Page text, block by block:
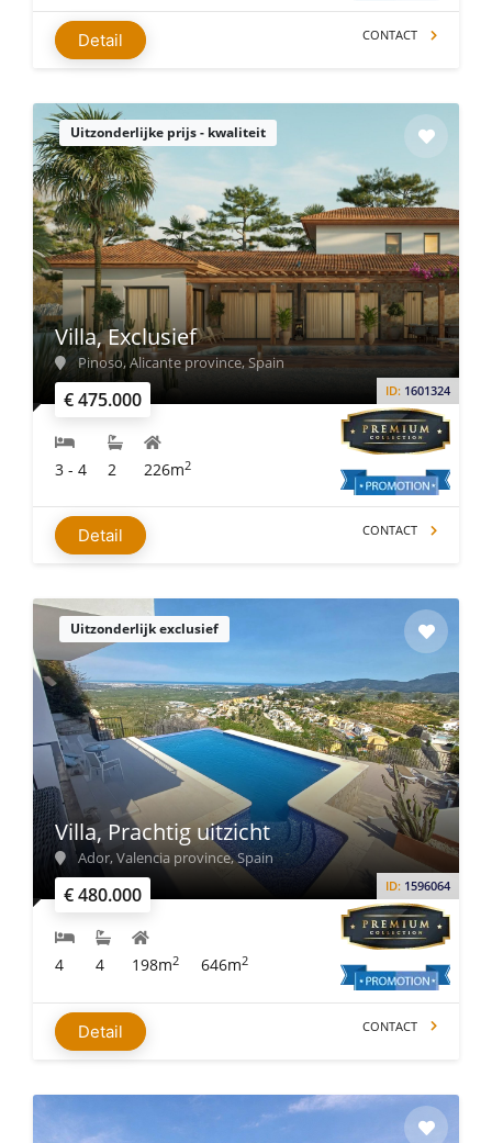
Detail CONTACT
Uitzonderlijke prijs - kwaliteit
€ 475.000 ID: 1601324
Villa, Exclusief
Pinoso, Alicante province, Spain
3 - 4 2 226m2
Detail CONTACT
Uitzonderlijk exclusief
€ 480.000 ID: 1596064
Villa, Prachtig uitzicht
Ador, Valencia province, Spain
4 4 198m2 646m2
Detail CONTACT